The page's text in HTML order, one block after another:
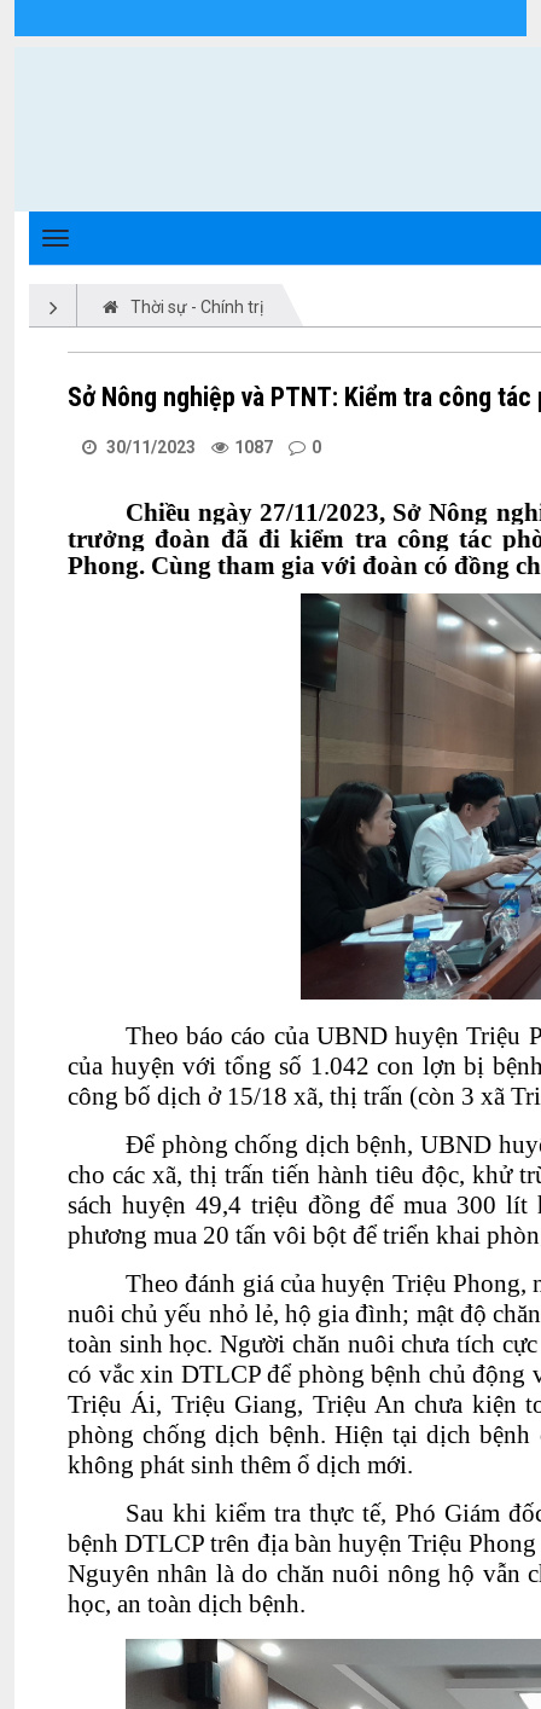
Thời sự - Chính trị
Sở Nông nghiệp và PTNT: Kiểm tra công
30/11/2023 1087 0
Chiều ngày 27/11/2023, Sở Nông
trưởng đoàn đã đi kiểm tra công tác
Phong. Cùng tham gia với đoàn có đồng
Theo báo cáo của UBND huyện Triệu
của huyện với tổng số 1.042 con lợn bị
công bố dịch ở 15/18 xã, thị trấn (còn 3 xã
Để phòng chống dịch bệnh, UBND
cho các xã, thị trấn tiến hành tiêu độc, khử
sách huyện 49,4 triệu đồng để mua 300
phương mua 20 tấn vôi bột để triển khai
Theo đánh giá của huyện Triệu
nuôi chủ yếu nhỏ lẻ, hộ gia đình; mật độ
toàn sinh học. Người chăn nuôi chưa tích
có vắc xin DTLCP để phòng bệnh chủ động
Triệu Ái, Triệu Giang, Triệu An chưa kiện
phòng chống dịch bệnh. Hiện tại dịch
không phát sinh thêm ổ dịch mới.
Sau khi kiểm tra thực tế, Phó Giám
bệnh DTLCP trên địa bàn huyện Triệu
Nguyên nhân là do chăn nuôi nông hộ vẫn
học, an toàn dịch bệnh.